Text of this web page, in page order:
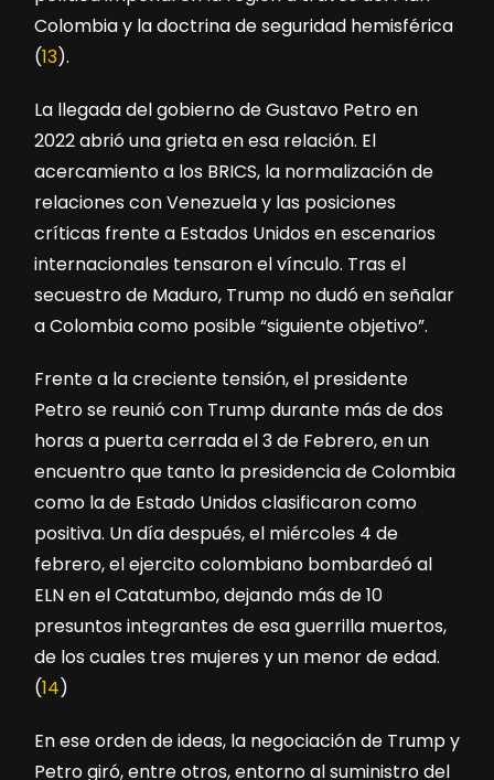
Colombia y la doctrina de seguridad hemisférica
(13).
La llegada del gobierno de Gustavo Petro en
2022 abrió una grieta en esa relación. El
acercamiento a los BRICS, la normalización de
relaciones con Venezuela y las posiciones
críticas frente a Estados Unidos en escenarios
internacionales tensaron el vínculo. Tras el
secuestro de Maduro, Trump no dudó en señalar
a Colombia como posible “siguiente objetivo”.
Frente a la creciente tensión, el presidente
Petro se reunió con Trump durante más de dos
horas a puerta cerrada el 3 de Febrero, en un
encuentro que tanto la presidencia de Colombia
como la de Estado Unidos clasificaron como
positiva. Un día después, el miércoles 4 de
febrero, el ejercito colombiano bombardeó al
ELN en el Catatumbo, dejando más de 10
presuntos integrantes de esa guerrilla muertos,
de los cuales tres mujeres y un menor de edad.
(14)
En ese orden de ideas, la negociación de Trump y
Petro giró, entre otros, entorno al suministro del